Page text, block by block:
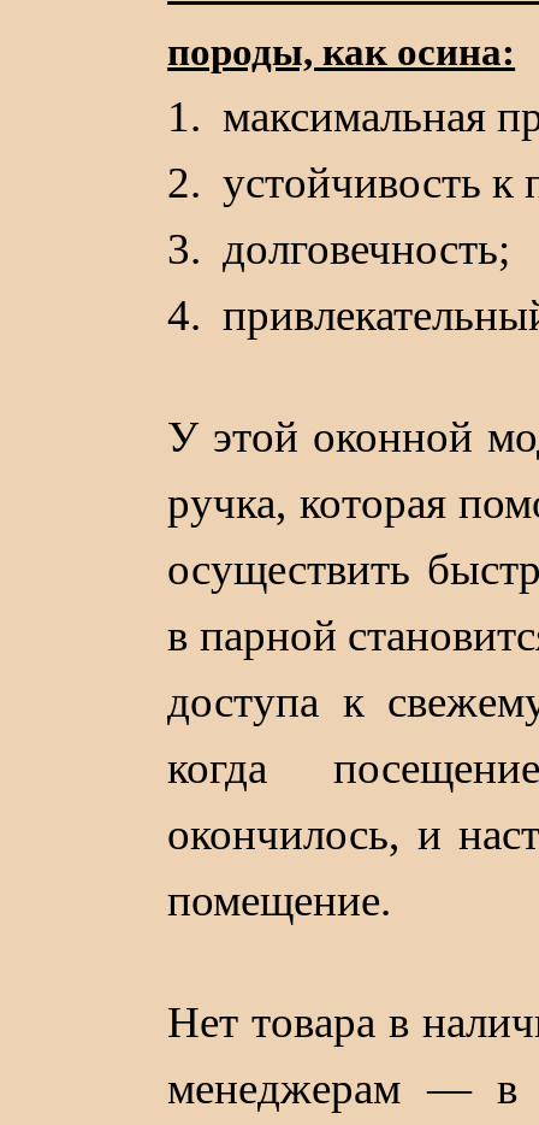
породы, как осина:
1. максимальная
2. устойчивость к
3. долговечность;
4.
У этой оконной
ручка, которая
осуществить
в парной
доступа к
когда
окончилось, и
помещение.
Нет товара в
менеджерам — в